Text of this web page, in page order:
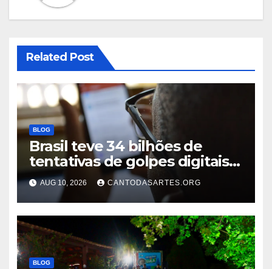
Related Post
BLOG
Brasil teve 34 bilhões de
tentativas de golpes digitais
em um ano
AUG 10, 2026 CANTODASARTES.ORG
BLOG